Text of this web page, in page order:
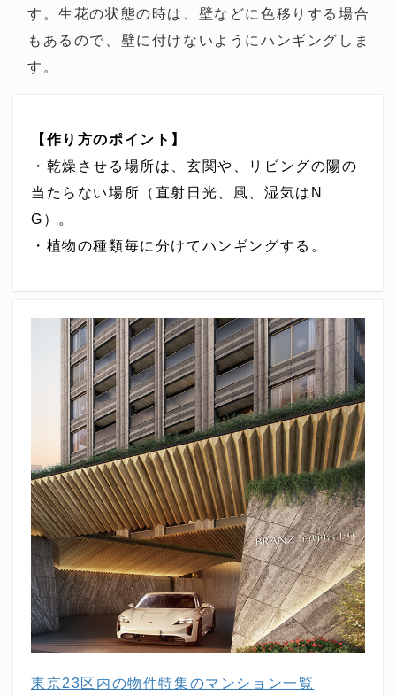
す。生花の状態の時は、壁などに色移りする場合
もあるので、壁に付けないようにハンギングしま
す。
【作り方のポイント】
・乾燥させる場所は、玄関や、リビングの陽の
当たらない場所（直射日光、風、湿気はN
G）。
・植物の種類毎に分けてハンギングする。
東京23区内の物件特集のマンション一覧